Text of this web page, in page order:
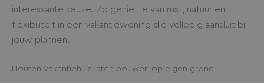
interessante keuze. Zo geniet je van rust, natuur en
flexibiliteit in een vakantiewoning die volledig aansluit bij
jouw plannen.
Houten vakantiehuis laten bouwen op eigen grond